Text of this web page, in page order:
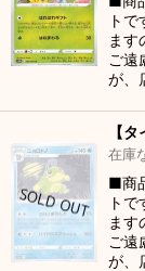
ト
ます
ご遠
が、
【
在庫
■商
ト
ます
ご遠
が、